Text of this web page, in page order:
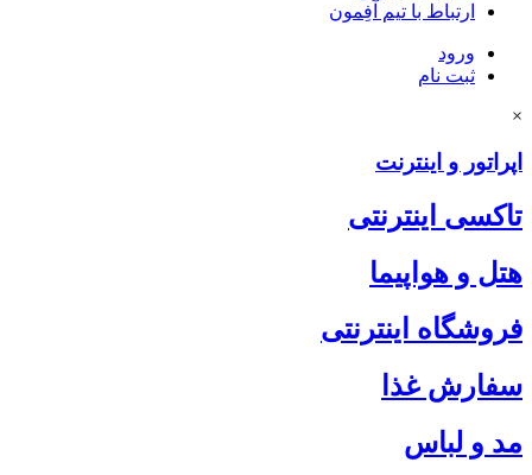
ارتباط با تیم آفِمون
ورود
ثبت نام
×
اپراتور و اینترنت
تاکسی اینترنتی
هتل و هواپیما
فروشگاه اینترنتی
سفارش غذا
مد و لباس